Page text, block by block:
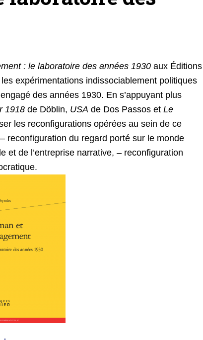
: le laboratoire des années 1930 aux Éditions
expérimentations indissociablement politiques
des années 1930. En s’appuyant plus
1918 de Döblin, USA de Dos Passos et Le
les reconfigurations opérées au sein de ce
reconfiguration du regard porté sur le monde
et de l’entreprise narrative, – reconfiguration